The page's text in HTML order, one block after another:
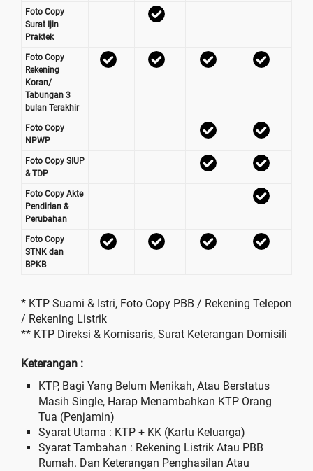
Foto Copy
Surat Ijin
Praktek
Foto Copy
Rekening
Koran/
Tabungan 3
bulan Terakhir
Foto Copy
NPWP
Foto Copy SIUP
& TDP
Foto Copy Akte
Pendirian &
Perubahan
Foto Copy
STNK dan
BPKB
* KTP Suami & Istri, Foto Copy PBB / Rekening Telepon
/ Rekening Listrik
** KTP Direksi & Komisaris, Surat Keterangan Domisili
Keterangan :
KTP, Bagi Yang Belum Menikah, Atau Berstatus
Masih Single, Harap Menambahkan KTP Orang
Tua (Penjamin)
Syarat Utama : KTP + KK (Kartu Keluarga)
Syarat Tambahan : Rekening Listrik Atau PBB
Rumah. Dan Keterangan Penghasilan Atau